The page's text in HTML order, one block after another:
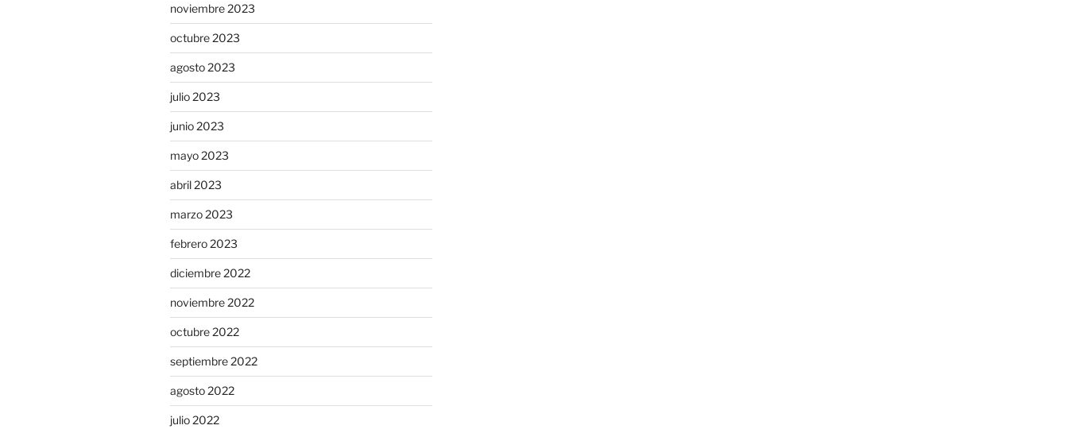
noviembre 2023
octubre 2023
agosto 2023
julio 2023
junio 2023
mayo 2023
abril 2023
marzo 2023
febrero 2023
diciembre 2022
noviembre 2022
octubre 2022
septiembre 2022
agosto 2022
julio 2022